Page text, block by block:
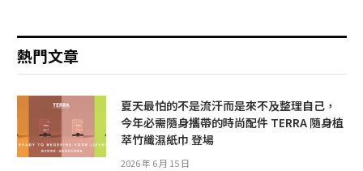
熱門文章
夏天最怕的不是流汗而是來不及整理自己，
今年必需隨身攜帶的時尚配件 TERRA 隨身植
萃竹纖濕紙巾 登場
2026 年 6 月 15 日